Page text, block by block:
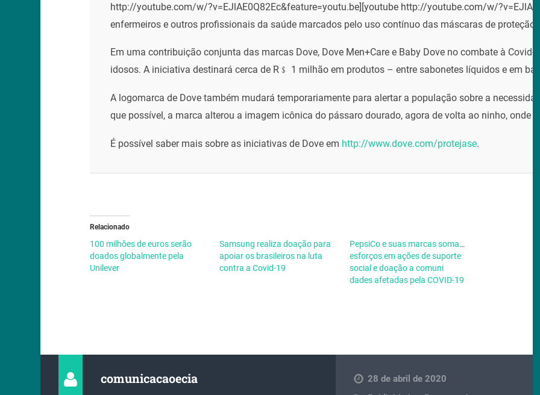
http://youtube.com/w/?v=EJlAE0Q82Ec&feature=youtu.be][youtube http://youtube.com/w/
enfermeiros e outros profissionais da saúde marcados pelo uso contínuo das máscaras de
Em uma contribuição conjunta das marcas Dove, Dove Men+Care e Baby Dove no combate à
idosos. A iniciativa destinará cerca de R﹩ 1 milhão em produtos – entre sabonetes líquidos e em
A logomarca de Dove também mudará temporariamente para alertar a população sobre a
que possível, a marca alterou a imagem icônica do pássaro dourado, agora de volta ao ninho,
É possível saber mais sobre as iniciativas de Dove em http://www.dove.com/protejase.
Relacionado
100 milhões de euros serão
doados globalmente pela
Unilever
Samsung realiza doação para
apoiar os brasileiros na luta
contra a Covid-19
PepsiCo e suas marcas somam
esforços em ações de suporte
social e doação a comuni
dades afetadas pela COVID-19
comunicacaoecia
28 de abril de 2020